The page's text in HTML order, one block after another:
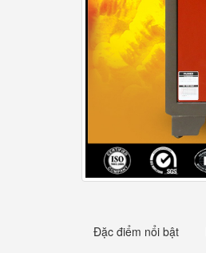
Đặc điểm nổi bật